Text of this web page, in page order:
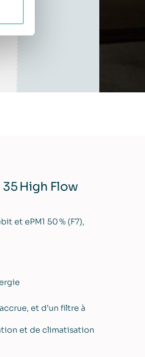
High Flow
et ePM1 50 % (F7),
et d’un filtre à
et de climatisation